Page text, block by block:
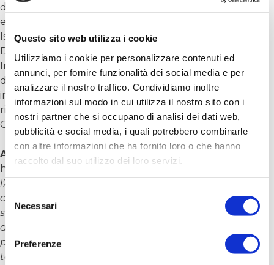
Questo sito web utilizza i cookie
Utilizziamo i cookie per personalizzare contenuti ed
annunci, per fornire funzionalità dei social media e per
analizzare il nostro traffico. Condividiamo inoltre
informazioni sul modo in cui utilizza il nostro sito con i
nostri partner che si occupano di analisi dei dati web,
pubblicità e social media, i quali potrebbero combinarle
con altre informazioni che ha fornito loro o che hanno
raccolto dal suo utilizzo dei loro servizi.
Selezione
del
consenso
Necessari
Preferenze
depurazione in una struttura moderna e ad alta
efficienza energetica, capace di restituire al fiume
Isonzo acque molto più pulite e sicure per l’ambiente.
Durante la riunione, l’amministrazione comunale e
Irisacqua hanno parlato anche dei problemi quotidiani
della rete cittadina, programmando i prossimi
investimenti per sostituire le vecchie tubature e
ridimensionare le perdite d’acqua sul territorio di
Gradisca.
Alessandro Pagotto, Sindaco di Gradisca d’Isonzo
ha commentato:
l’Amministratrice Unica e i tecnici per avere un quadro
completo degli interventi in essere e della visione
strategica sul sistema di distribuzione delle acque e
dei reflui. Il cantiere al depuratore rappresenta un
passaggio importante per dotare Gradisca e il
territorio della Destra Isonzo di un impianto più